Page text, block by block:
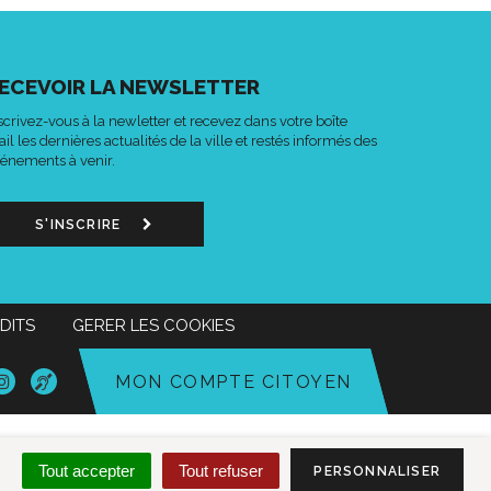
Tout accepter Tout refuser PERSONNALISER
LA NEWSLETTER
vous à la newletter et recevez dans votre boîte
les dernières actualités de la ville et restés informés des
à venir.
S'INSCRIRE
GERER LES COOKIES
MON COMPTE CITOYEN
Lien
vers
le
Instagram
Acce-
o